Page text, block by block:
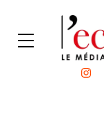
content
Menu